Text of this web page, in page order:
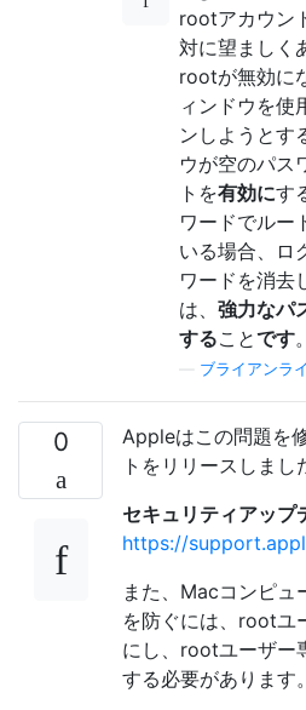
rootアカウン
対に望ましく
rootが無効に
ィンドウを使
ンしようとす
ウが空のパス
トを有効にす
ワードでルー
いる場合、ロ
ワードを消去
は、 強力なパ
することです。
ブライアンラ
0
Appleはこの問題を
トをリリースしまし
セキュリティアッ
https://
また、Macコンピュ
を防ぐには、rootユ
にし、rootユーザー
する必要があります。